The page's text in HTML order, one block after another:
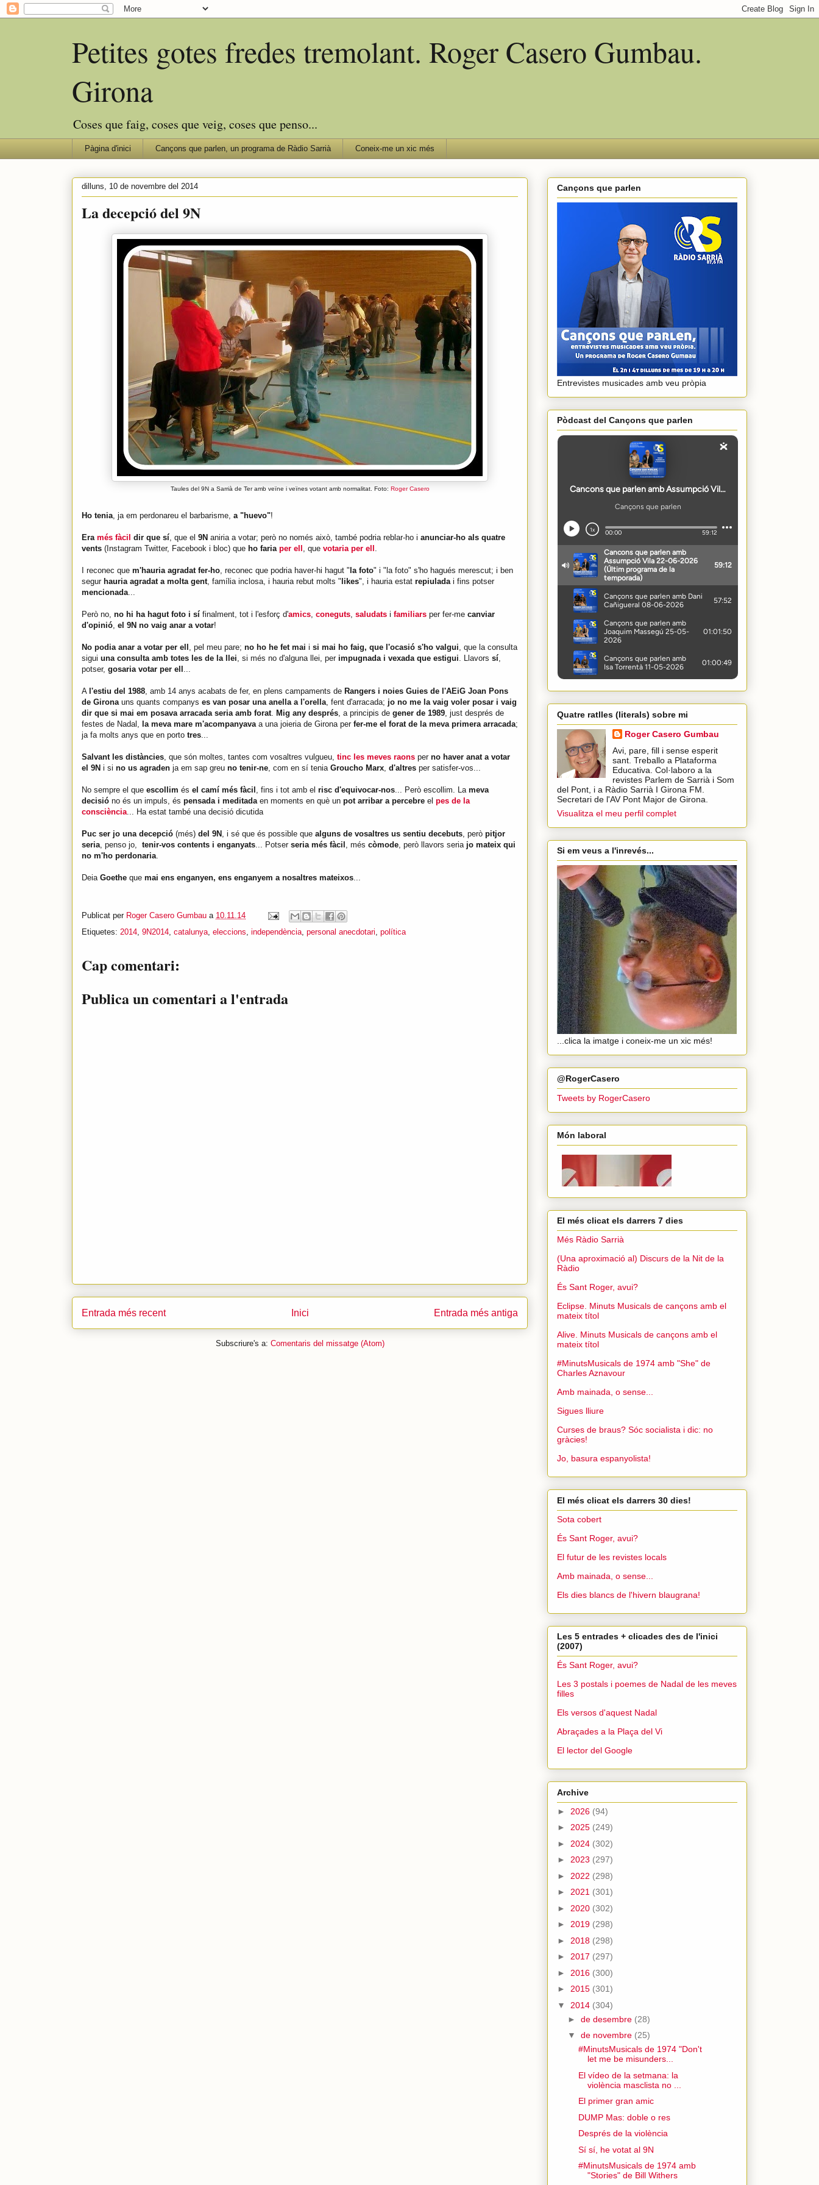
Petites gotes fredes tremolant. Roger Casero Gumbau.
Girona
Coses que faig, coses que veig, coses que penso...
Pàgina d'inici Cançons que parlen, un programa de Ràdio Sarrià Coneix-me un xic més
dilluns, 10 de novembre del 2014
La decepció del 9N
Taules del 9N a Sarrià de Ter amb veïne i veïnes votant amb normalitat. Foto: Roger Casero
Ho tenia, ja em perdonareu el barbarisme, a "huevo"!
Era més fàcil dir que sí, que el 9N aniria a votar; però no només això, també podria reblar-ho i anunciar-ho als quatre
vents (Instagram Twitter, Facebook i bloc) que ho faria per ell , que votaria per ell .
I reconec que m'hauria agradat fer-ho, reconec que podria haver-hi hagut " la foto" i "la foto" s'ho hagués merescut; i ben
segur hauria agradat a molta gent, família inclosa, i hauria rebut molts " likes", i hauria estat repiuladai fins potser
mencionada...
Però no, no hi ha hagut foto i sí finalment, tot i l'esforç d'amics, coneguts, saludats i familiars per fer-me canviar
d'opinió, el 9N no vaig anar a votar!
No podia anar a votar per ell , pel meu pare; no ho he fet mai i si mai ho faig, que l'ocasió s'ho valgui, que la consulta
sigui una consulta amb totes les de la llei, si més no d'alguna llei, per impugnada i vexada que estigui. Llavors sí,
potser, gosaria votar per ell ...
A l'estiu del 1988, amb 14 anys acabats de fer, en plens campaments de Rangers i noies Guies de l'AEiG Joan Pons
de Gironauns quants companys es van posar una anella a l'orella, fent d'arracada; jo no me la vaig voler posar i vaig
dir que si mai em posava arracada seria amb forat. Mig any després, a principis de gener de 1989, just després de
festes de Nadal, la meva mare m'acompanyavaa una joieria de Girona per fer-me el forat de la meva primera arracada;
ja fa molts anys que en porto tres...
Salvant les distàncies, que són moltes, tantes com vosaltres vulgueu, tinc les meves raons per no haver anat a votar
el 9N i si no us agraden ja em sap greu no tenir-ne, com en sí tenia Groucho Marx, d'altres per satisfer-vos...
No sempre el que escollim és el camí més fàcil , fins i tot amb el risc d'equivocar-nos... Però escollim. La meva
decisió no és un impuls, és pensada i meditadaen moments en què un pot arribar a percebre el pes de la
consciència... Ha estat també una decisió dicutida
Puc ser jo una decepció (més) del 9N , i sé que és possible que alguns de vosaltres us sentiu decebuts, però pitjor
seria, penso jo, tenir-vos contents i enganyats... Potser seria més fàcil , més còmode, però llavors seria jo mateix qui
no m'ho perdonaria.
Deia Goethe que mai ens enganyen, ens enganyem a nosaltres mateixos...
Publicat per Roger Casero Gumbau a 10.11.14
Etiquetes: 2014, 9N2014, catalunya, eleccions, independència, personal anecdotari, política
Cap comentari:
Publica un comentari a l'entrada
Entrada més recent Entrada més antiga
Inici
Subscriure's a: Comentaris del missatge (Atom)
Cançons que parlen
Entrevistes musicades amb veu pròpia
Pòdcast del Cançons que parlen
Quatre ratlles (literals) sobre mi
Roger Casero Gumbau
Avi, pare, fill i sense esperit
sant. Treballo a Plataforma
Educativa. Col·laboro a la
revistes Parlem de Sarrià i Som
del Pont, i a Ràdio Sarrià I Girona FM.
Secretari de l'AV Pont Major de Girona.
Visualitza el meu perfil complet
Si em veus a l'inrevés...
...clica la imatge i coneix-me un xic més!
@RogerCasero
Tweets by RogerCasero
Món laboral
El més clicat els darrers 7 dies
Més Ràdio Sarrià
(Una aproximació al) Discurs de la Nit de la
Ràdio
És Sant Roger, avui?
Eclipse. Minuts Musicals de cançons amb el
mateix títol
Alive. Minuts Musicals de cançons amb el
mateix títol
#MinutsMusicals de 1974 amb "She" de
Charles Aznavour
Amb mainada, o sense...
Sigues lliure
Curses de braus? Sóc socialista i dic: no
gràcies!
Jo, basura espanyolista!
El més clicat els darrers 30 dies!
Sota cobert
És Sant Roger, avui?
El futur de les revistes locals
Amb mainada, o sense...
Els dies blancs de l'hivern blaugrana!
Les 5 entrades + clicades des de l'inici
(2007)
És Sant Roger, avui?
Les 3 postals i poemes de Nadal de les meves
filles
Els versos d'aquest Nadal
Abraçades a la Plaça del Vi
El lector del Google
Archive
► 2026 (94)
► 2025 (249)
► 2024 (302)
► 2023 (297)
► 2022 (298)
► 2021 (301)
► 2020 (302)
► 2019 (298)
► 2018 (298)
► 2017 (297)
► 2016 (300)
► 2015 (301)
▼ 2014 (304)
► de desembre (28)
▼ de novembre (25)
#MinutsMusicals de 1974 "Don't
let me be misunders...
El vídeo de la setmana: la
violència masclista no ...
El primer gran amic
DUMP Mas: doble o res
Després de la violència
Sí sí, he votat al 9N
#MinutsMusicals de 1974 amb
"Stories" de Bill Withers